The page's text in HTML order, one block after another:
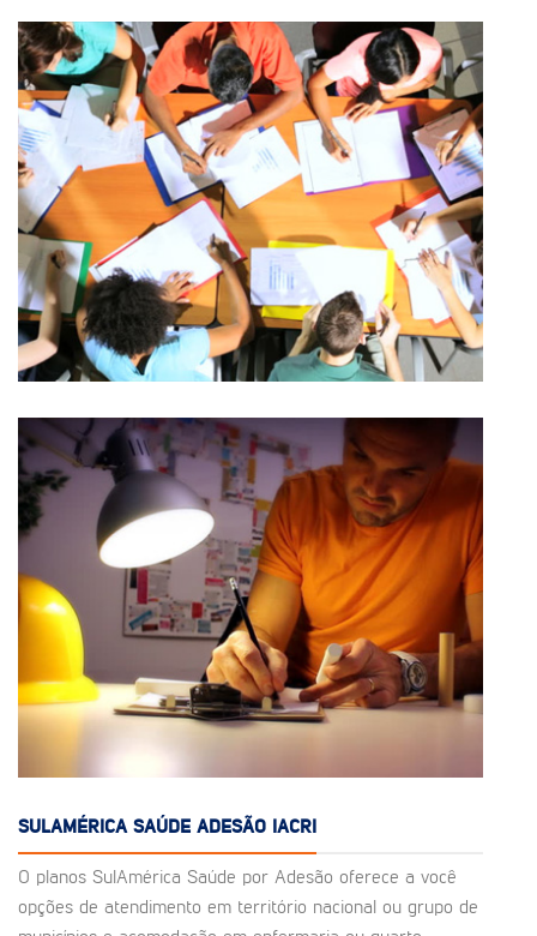
SULAMÉRICA SAÚDE ADESÃO IACRI
O planos SulAmérica Saúde por Adesão oferece a você
opções de atendimento em território nacional ou grupo de